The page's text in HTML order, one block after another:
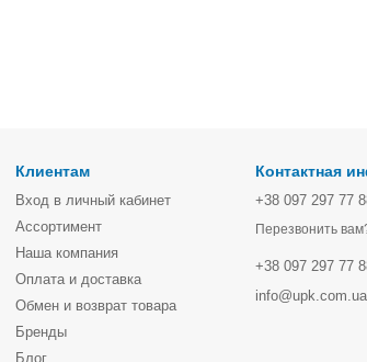
Клиентам
Вход в личный кабинет
Ассортимент
Наша компания
Оплата и доставка
Обмен и возврат товара
Бренды
Блог
Контактная
+38 097 297 77
Перезвонить
+38 097 297 77
info@upk.com.ua